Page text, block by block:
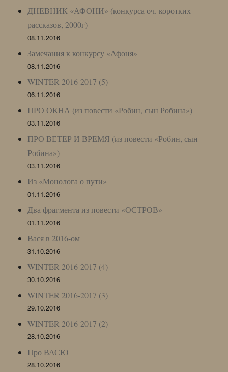
ДНЕВНИК «АФОНИ» (конкурса оч. коротких
рассказов, 2000г)
08.11.2016
Замечания к конкурсу «Афоня»
08.11.2016
WINTER 2016-2017 (5)
06.11.2016
ПРО ОКНА (из повести «Робин, сын Робина»)
03.11.2016
ПРО ВЕТЕР И ВРЕМЯ (из повести «Робин, сын
Робина»)
03.11.2016
Из «Монолога о пути»
01.11.2016
Два фрагмента из повести «ОСТРОВ»
01.11.2016
Вася в 2016-ом
31.10.2016
WINTER 2016-2017 (4)
30.10.2016
WINTER 2016-2017 (3)
29.10.2016
WINTER 2016-2017 (2)
28.10.2016
Про ВАСЮ
28.10.2016